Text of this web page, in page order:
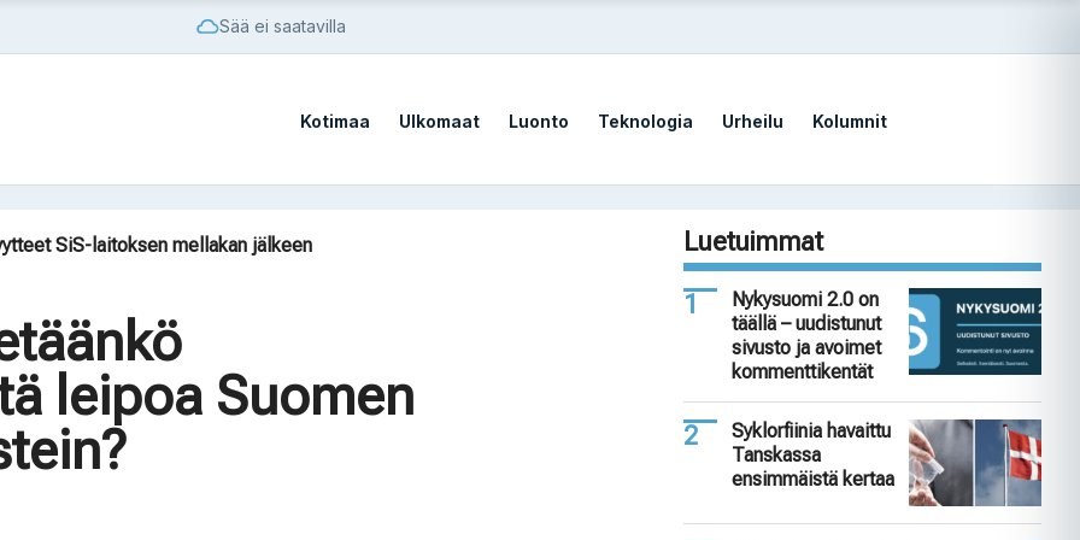
Sää ei saatavilla
Kotimaa Ulkomaat Luonto Teknologia Urheilu Kolumnit
SiS-laitoksen mellakan jälkeen
vaatii AfD:n kieltämistä
Kazakstanissa 70 vuoteen
sotilastukikohdista
leipoa Suomen
Luetuimmat
Nykysuomi 2.0 on
täällä – uudistunut
sivusto ja avoimet
kommenttikentät
Syklorfiinia havaittu
Tanskassa
ensimmäistä kertaa